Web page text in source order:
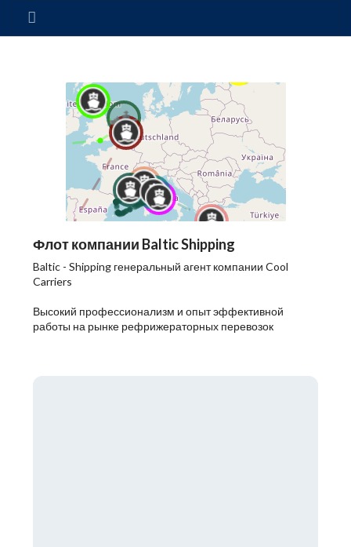
Флот компании Baltic Shipping
Baltic - Shipping генеральный агент компании Cool
Carriers
Высокий профессионализм и опыт эффективной
работы на рынке рефрижераторных перевозок